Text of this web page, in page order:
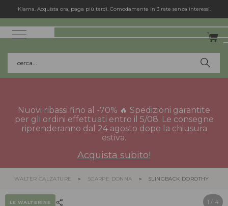
Klarna. Acquista ora, paga più tardi. Comodamente in 3 rate senza interessi.
cerca...
Nuovi ribassi fino al -70% 🔥 Spedizioni garantite
per gli ordini effettuati entro il 5/08. Le consegne
riprenderanno dal 24 agosto dopo la chiusura
estiva.
Acquista subito!
WALTER CALZATURE SCARPE DONNA SLINGBACK DOROTHY
1 / 4
LE WALTERINE